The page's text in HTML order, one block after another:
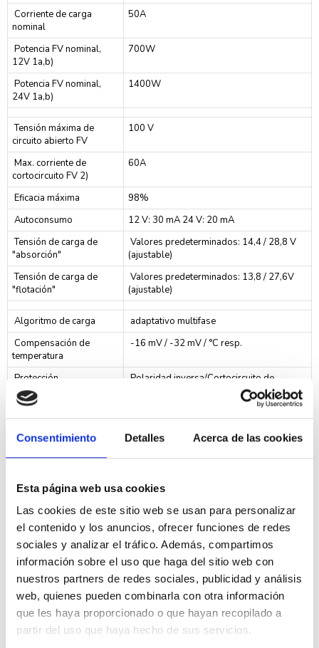
Consentimiento Detalles Acerca de las cookies
Esta página web usa cookies
Las cookies de este sitio web se usan para personalizar
el contenido y los anuncios, ofrecer funciones de redes
sociales y analizar el tráfico. Además, compartimos
información sobre el uso que haga del sitio web con
nuestros partners de redes sociales, publicidad y análisis
web, quienes pueden combinarla con otra información
que les haya proporcionado o que hayan recopilado a
partir del uso que haya hecho de sus servicios.
Corriente de carga
nominal
50A
Potencia FV nominal,
12V 1a,b)
700W
Potencia FV nominal,
24V 1a,b)
1400W
Tensión máxima de
circuito abierto FV
100 V
Max. corriente de
cortocircuito FV 2)
60A
Eficacia máxima
98%
Autoconsumo
12 V: 30 mA 24 V: 20 mA
Tensión de carga de
"absorción"
Valores predeterminados: 14,4 / 28,8 V
(ajustable)
Tensión de carga de
"flotación"
Valores predeterminados: 13,8 / 27,6V
(ajustable)
Algoritmo de carga
adaptativo multifase
Compensación de
temperatura
-16 mV / -32 mV / °C resp.
Protección
Polaridad inversa/Cortocircuito de
de datos
Color
Azul (RAL 5012)
Terminales de conexión
16 mm² / AWG6
Grado de protección
IP43 (componentes electrónicos), IP22
(área de conexión)
Peso
1.30 kg
Dimensiones (al x an x
130x186x70 mm